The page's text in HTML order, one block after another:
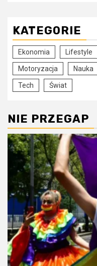
KATEGORIE
Ekonomia Lifestyle
Motoryzacja Nauka
Tech Świat
NIE PRZEGAP